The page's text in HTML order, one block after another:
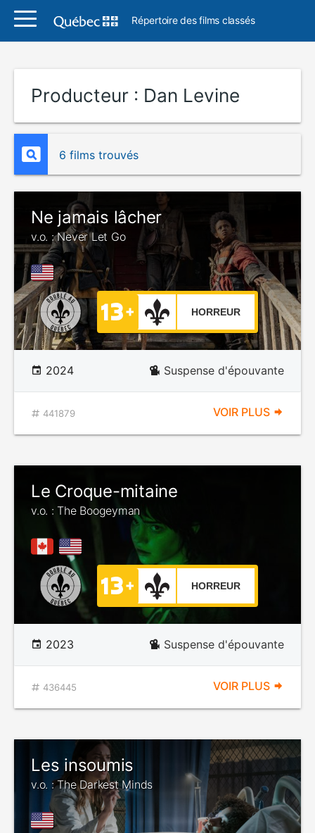
Répertoire des films classés
Producteur : Dan Levine
6 films trouvés
Ne jamais lâcher
v.o. : Never Let Go
HORREUR
2024 Suspense d'épouvante
441879 VOIR PLUS
Le Croque-mitaine
v.o. : The Boogeyman
HORREUR
2023 Suspense d'épouvante
436445 VOIR PLUS
Les insoumis
v.o. : The Darkest Minds